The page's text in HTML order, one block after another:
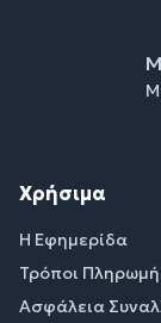
Χρήσιμα
Η Εφημερίδα
Τρόποι
Ασφάλεια